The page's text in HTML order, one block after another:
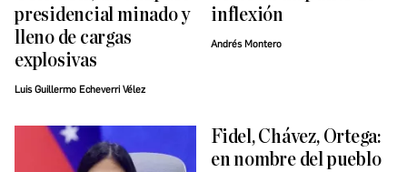
presidencial minado y
lleno de cargas
explosivas
Luis Guillermo Echeverri Vélez
inflexión
Andrés Montero
Fidel, Chávez, Ortega:
en nombre del pueblo